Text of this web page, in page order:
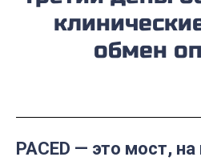
обмен
PACED — это мост,